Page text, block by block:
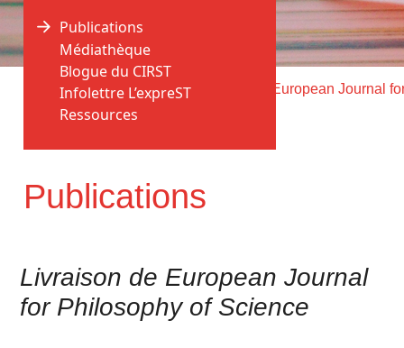
Accueil > Publications >
Publications
Publications
Médiathèque
Blogue du CIRST
Infolettre L’expreST
Ressources
Livraison de European Journal
for Philosophy of Science